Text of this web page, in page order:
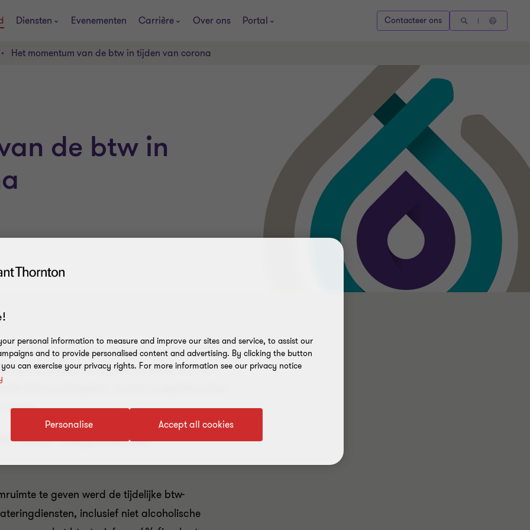
Diensten Evenementen Carrière Over ons Portal Contacteer ons
Het momentum van de btw in tijden van corona
de btw in
van btw een aantal specifieke maatregelen
te stellen het hoofd te bieden aan de
btw-maatregelen vormen mogelijkerwijze
voor bepaalde
te geven werd de tijdelijke btw-
inclusief niet alcoholische
personal information to measure and improve our sites and service, to assist our
and to provide personalised content and advertising. By clicking the button
can exercise your privacy rights. For more information see our privacy notice
Accept all cookies
Personalise